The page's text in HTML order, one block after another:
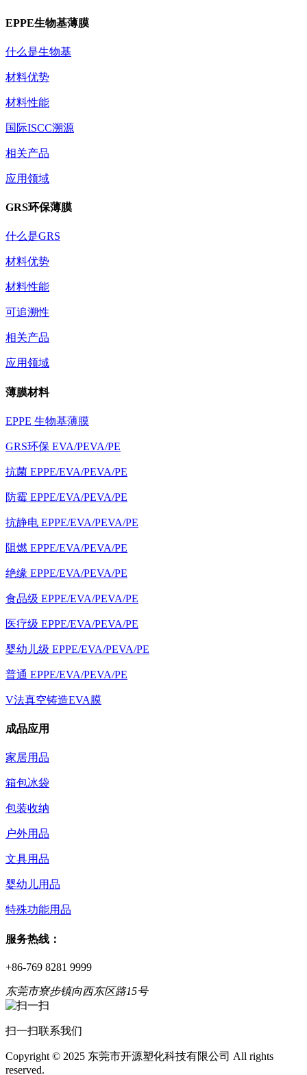
EPPE生物基薄膜
什么是生物基
材料优势
材料性能
国际ISCC溯源
相关产品
应用领域
GRS环保薄膜
什么是GRS
材料优势
材料性能
可追溯性
相关产品
应用领域
薄膜材料
EPPE 生物基薄膜
GRS环保 EVA/PEVA/PE
抗菌 EPPE/EVA/PEVA/PE
防霉 EPPE/EVA/PEVA/PE
抗静电 EPPE/EVA/PEVA/PE
阻燃 EPPE/EVA/PEVA/PE
绝缘 EPPE/EVA/PEVA/PE
食品级 EPPE/EVA/PEVA/PE
医疗级 EPPE/EVA/PEVA/PE
婴幼儿级 EPPE/EVA/PEVA/PE
普通 EPPE/EVA/PEVA/PE
V法真空铸造EVA膜
成品应用
家居用品
箱包冰袋
包装收纳
户外用品
文具用品
婴幼儿用品
特殊功能用品
服务热线：
+86-769 8281 9999
东莞市寮步镇向西东区路15号
扫一扫联系我们
Copyright © 2025 东莞市开源塑化科技有限公司 All rights
reserved.